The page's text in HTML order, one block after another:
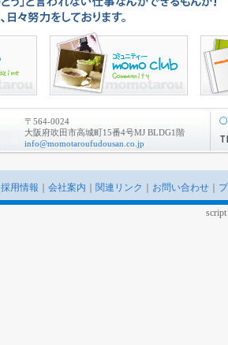
〒564-0024
大阪府吹田市高城町15番4号MJ BLDG1階
info@momotaroufudousan.co.jp
採用情報 会社案内 関連リンク お問い合わせ